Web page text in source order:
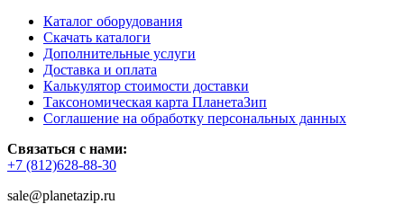
Каталог оборудования
Скачать каталоги
Дополнительные услуги
Доставка и оплата
Калькулятор стоимости доставки
Таксономическая карта ПланетаЗип
Соглашение на обработку персональных данных
Связаться с нами:
+7 (812)628-88-30
sale@planetazip.ru